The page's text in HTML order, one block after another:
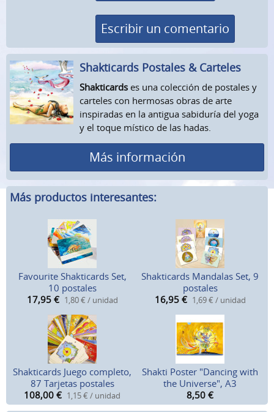
Escribir un comentario
Shakticards Postales & Carteles
Shakticards es una colección de postales y
carteles con hermosas obras de arte
inspiradas en la antigua sabiduría del yoga
y el toque místico de las hadas.
Más información
Más productos interesantes:
Favourite Shakticards Set,
10 postales
17,95 € 1,80 € / unidad
Shakticards Mandalas Set, 9
postales
16,95 € 1,69 € / unidad
Shakticards Juego completo,
87 Tarjetas postales
108,00 € 1,15 € / unidad
Shakti Poster "Dancing with
the Universe", A3
8,50 €